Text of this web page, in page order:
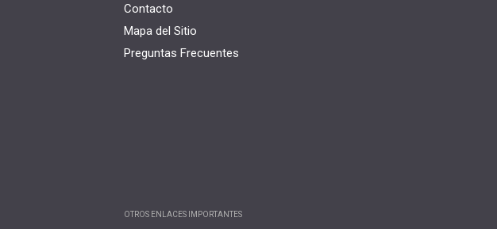
Contacto
Mapa del Sitio
Preguntas Frecuentes
OTROS ENLACES IMPORTANTES